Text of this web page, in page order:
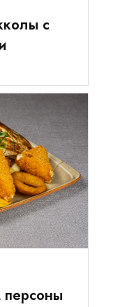
с
персоны